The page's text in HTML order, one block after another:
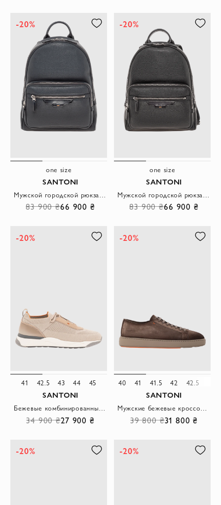
-20%
one size
SANTONI
83 900 ₴66 900 ₴
-20%
one size
SANTONI
83 900 ₴66 900 ₴
-20%
41 42.5 43 44 45
SANTONI
34 900 ₴27 900 ₴
-20%
40 41 41.5 42 42.5
SANTONI
39 800 ₴31 800 ₴
-20% -20%